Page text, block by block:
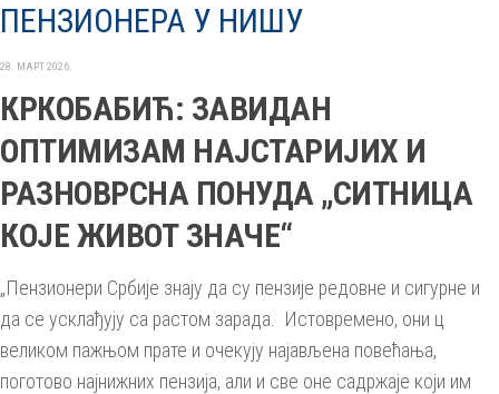
ПЕНЗИОНЕРА У НИШУ
28. МАРТ 2026.
КРКОБАБИЋ: ЗАВИДАН
ОПТИМИЗАМ НАЈСТАРИЈИХ И
РАЗНОВРСНА ПОНУДА „СИТНИЦА
КОЈЕ ЖИВОТ ЗНАЧЕ“
„Пензионери Србије знају да су пензије редовне и сигурне и
да се усклађују са растом зарада. Истовремено, они ц
великом пажњом прате и очекују најављена повећања,
поготово најнижних пензија, али и све оне садржаје који им